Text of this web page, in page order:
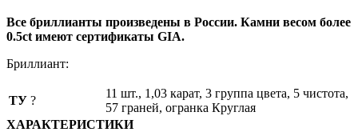
Все бриллианты произведены в России. Камни весом более
0.5ct имеют сертификаты GIA.
Бриллиант:
ТУ ?
11 шт., 1,03 карат, 3 группа цвета, 5 чистота,
57 граней, огранка Круглая
ХАРАКТЕРИСТИКИ